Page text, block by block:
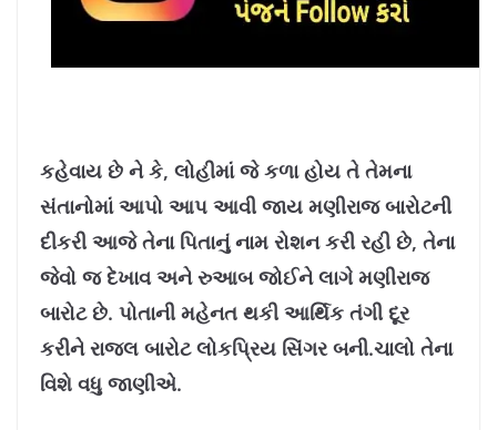
કહેવાય છે ને કે, લોહીમાં જે કળા હોય તે તેમના
સંતાનોમાં આપો આપ આવી જાય મણીરાજ બારોટની
દીકરી આજે તેના પિતાનું નામ રોશન કરી રહી છે, તેના
જેવો જ દેખાવ અને રુઆબ જોઈને લાગે મણીરાજ
બારોટ છે. પોતાની મહેનત થકી આર્થિક તંગી દૂર
કરીને રાજલ બારોટ લોકપ્રિય સિંગર બની.ચાલો તેના
વિશે વધુ જાણીએ.